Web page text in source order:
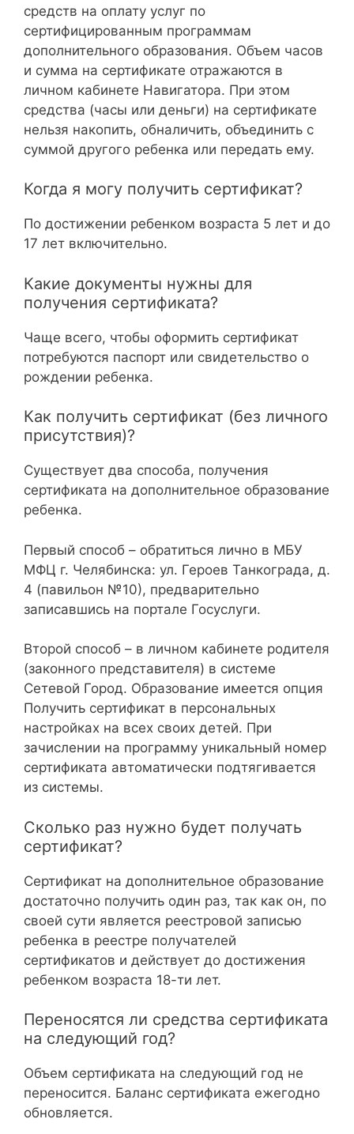
средств на оплату услуг по
сертифицированным программам
дополнительного образования. Объем часов
и сумма на сертификате отражаются в
личном кабинете Навигатора. При этом
средства (часы или деньги) на сертификате
нельзя накопить, обналичить, объединить с
суммой другого ребенка или передать ему.
Когда я могу получить сертификат?
По достижении ребенком возраста 5 лет и до
17 лет включительно.
Какие документы нужны для
получения сертификата?
Чаще всего, чтобы оформить сертификат
потребуются паспорт или свидетельство о
рождении ребенка.
Как получить сертификат (без личного
присутствия)?
Существует два способа, получения
сертификата на дополнительное образование
ребенка.
Первый способ – обратиться лично в МБУ
МФЦ г. Челябинска: ул. Героев Танкограда, д.
4 (павильон №10), предварительно
записавшись на портале Госуслуги.
Второй способ – в личном кабинете родителя
(законного представителя) в системе
Сетевой Город. Образование имеется опция
Получить сертификат в персональных
настройках на всех своих детей. При
зачислении на программу уникальный номер
сертификата автоматически подтягивается
из системы.
Сколько раз нужно будет получать
сертификат?
Сертификат на дополнительное образование
достаточно получить один раз, так как он, по
своей сути является реестровой записью
ребенка в реестре получателей
сертификатов и действует до достижения
ребенком возраста 18-ти лет.
Переносятся ли средства сертификата
на следующий год?
Объем сертификата на следующий год не
переносится. Баланс сертификата ежегодно
обновляется.